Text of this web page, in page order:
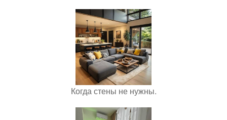
Когда стены не нужны.